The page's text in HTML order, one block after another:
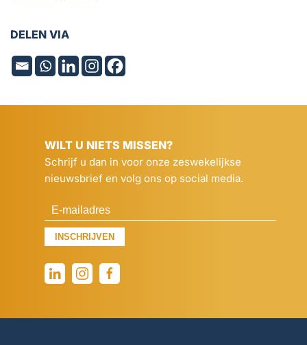
DELEN VIA
WILT U NIETS MISSEN?
Schrijf u dan in voor onze zeswekelijkse
nieuwsbrief en volg ons op social media.
INSCHRIJVEN